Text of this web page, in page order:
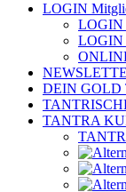
LOGIN
LOGIN
LOGIN
DEIN GOLD
TANTRA